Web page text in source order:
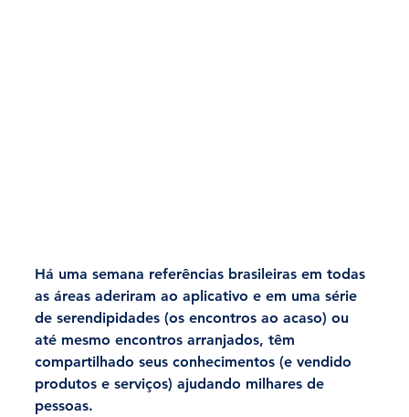
Há uma semana referências brasileiras em todas
as áreas aderiram ao aplicativo e em uma série
de serendipidades (os encontros ao acaso) ou
até mesmo encontros arranjados, têm
compartilhado seus conhecimentos (e vendido
produtos e serviços) ajudando milhares de
pessoas.